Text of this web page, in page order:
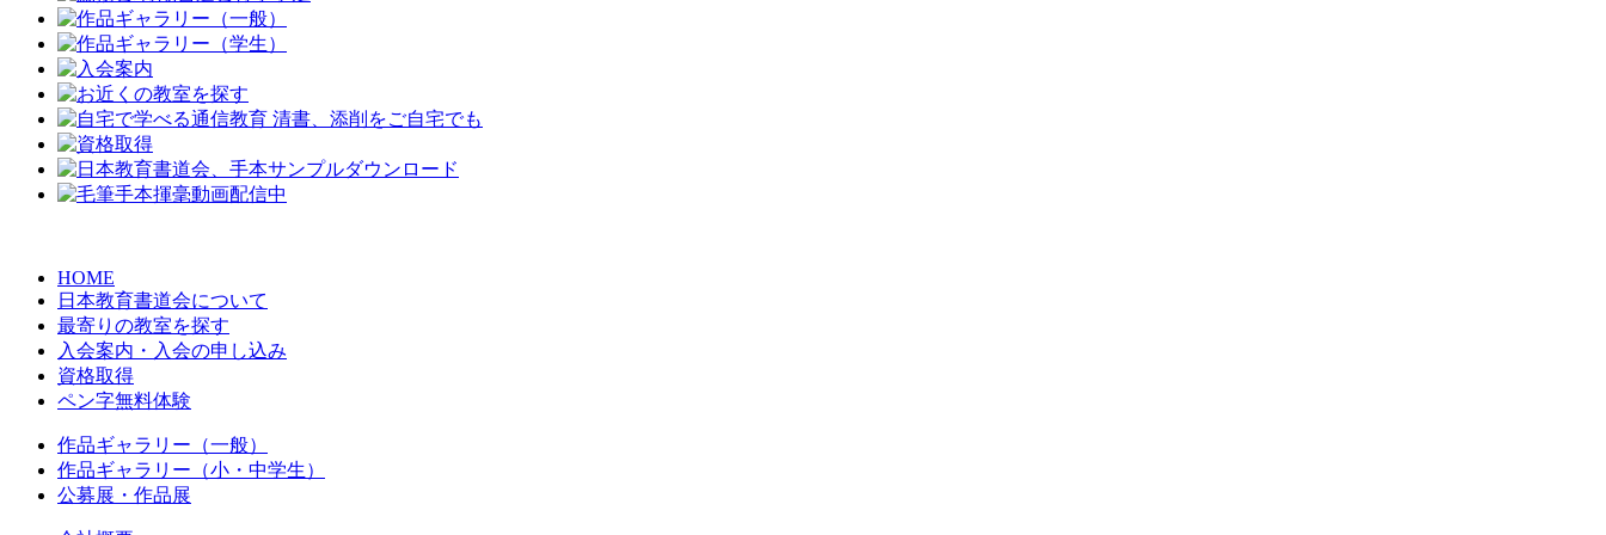
HOME
日本教育書道会について
最寄りの教室を探す
入会案内・入会の申し込み
資格取得
ペン字無料体験
作品ギャラリー（一般）
作品ギャラリー（小・中学生）
公募展・作品展